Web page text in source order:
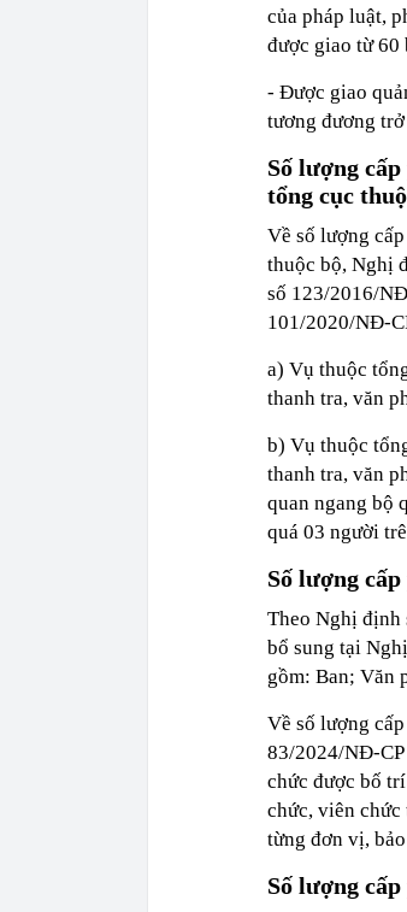
của pháp luật,
được giao từ 60
- Được giao
tương đương
Số lượng
tổng cục
Về số lượng
thuộc bộ, Nghị
số 123/2016/
101/2020/NĐ-
a) Vụ thuộc
thanh tra, văn
b) Vụ thuộc
thanh tra, văn
quan ngang bộ
quá 03 người
Số lượng
Theo Nghị định
bổ sung tại
gồm: Ban; Văn
Về số lượng
83/2024/NĐ-
chức được bố
chức, viên
từng đơn vị,
Số lượng